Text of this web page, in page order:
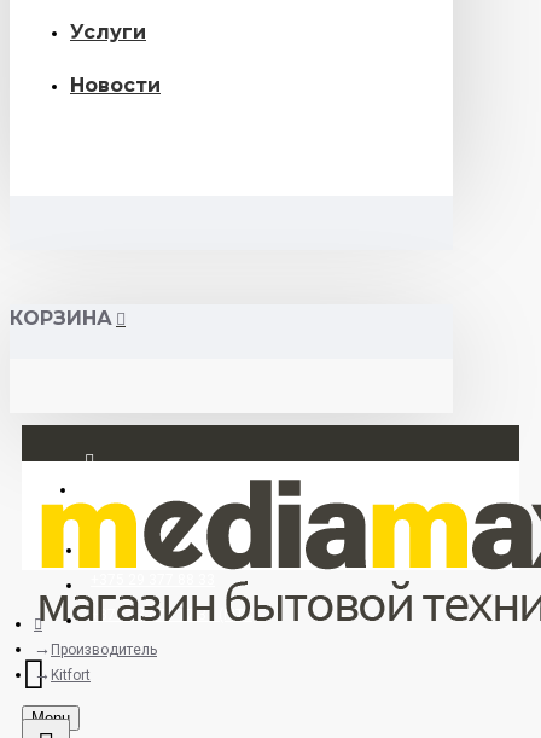
Услуги
Новости
КОРЗИНА
Регистрация
+375 33 673 17 31 (МТС)
Menu
Производитель
Kitfort